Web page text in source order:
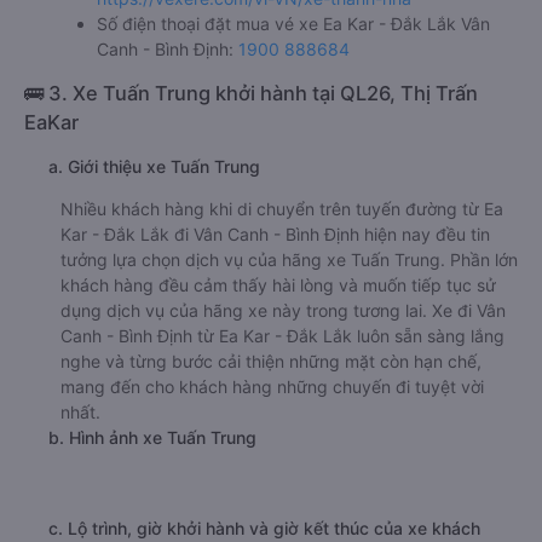
Thời gian chạy từ Ea Kar - Đắk Lắk đi Vân Canh -
Bình Định của nhà xe Thanh Nhã
d. Các điểm đón khách của nhà xe Thanh Nhã
e. Các điểm trả khách của nhà xe Thanh Nhã
Ngã 3 Diêu Trì
f. Giá vé giá xe khách đi Vân Canh - Bình Định từ Ea Kar -
Đắk Lắk Thanh Nhã
giường nằm 400000đ/vé
limousine 400000đ/vé
g. Review, đánh giá chất lượng xe Thanh Nhã
Nhà xe Thanh Nhã được đánh giá với số điểm trung bình là
4.7/5 dựa trên 432 đánh giá của khách hàng đã trải
Lắk đi Vân Canh - Bình Định Thanh Nhã